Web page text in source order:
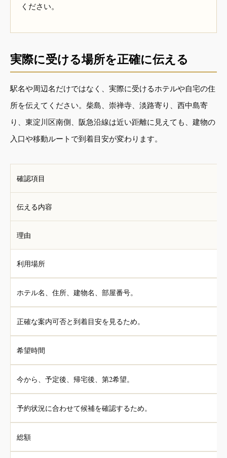
ください。
実際に受ける場所を正確に伝える
駅名や周辺名だけではなく、実際に受けるホテルや自宅の住
所を伝えてください。柴島、崇禅寺、淡路寄り、西中島寄
り、東淀川区南側、阪急沿線は近い距離に見えても、建物の
入口や移動ルートで到着目安が変わります。
確認項目
伝える内容
理由
利用場所
ホテル名、住所、建物名、部屋番号。
正確な案内可否と到着目安を見るため。
希望時間
今から、予定後、帰宅後、第2希望。
予約状況に合わせて候補を確認するため。
総額